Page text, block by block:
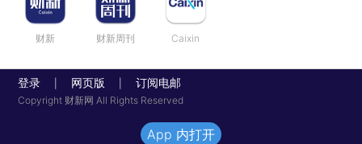
财新 财新周刊 Caixin
登录 网页版 订阅电邮
Copyright 财新网 All Rights Reserved
App 内打开